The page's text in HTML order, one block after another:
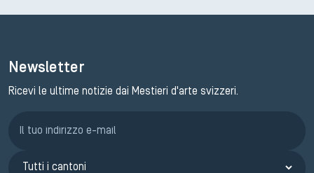
Newsletter
Ricevi le ultime notizie dai Mestieri d'arte svizzeri.